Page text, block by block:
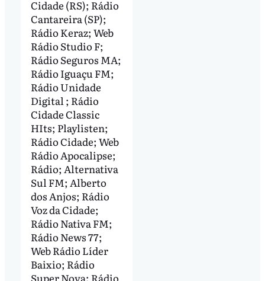
Cidade (RS); Rádio
Cantareira (SP);
Rádio Keraz; Web
Rádio Studio F;
Rádio Seguros MA;
Rádio Iguaçu FM;
Rádio Unidade
Digital ; Rádio
Cidade Classic
HIts; Playlisten;
Rádio Cidade; Web
Rádio Apocalipse;
Rádio; Alternativa
Sul FM; Alberto
dos Anjos; Rádio
Voz da Cidade;
Rádio Nativa FM;
Rádio News 77;
Web Rádio Líder
Baixio; Rádio
Super Nova; Rádio